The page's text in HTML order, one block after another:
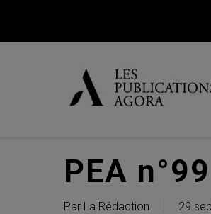
PEA
Par La Rédaction 29